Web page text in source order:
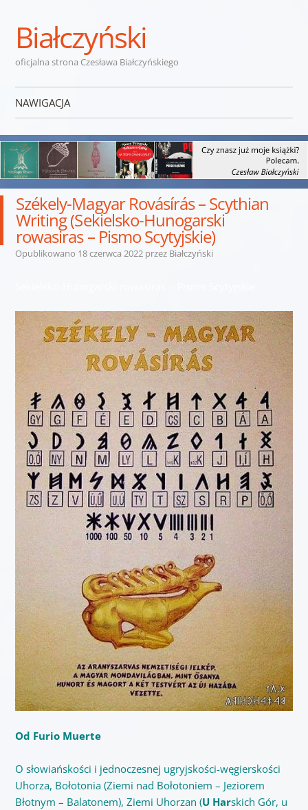
Białczyński
oficjalna strona Czesława Białczyńskiego
NAWIGACJA
Székely-Magyar Rovásírás – Scythian
Writing (Sekielsko-Hunogarski
rowasiras – Pismo Scytyjskie)
Opublikowano 18 czerwca 2022przez Białczyński
Od Furio Muerte
O słowiańskości i jednoczesnej ugryjskości-węgierskości
Uhorza, Bołotonia (Ziemi nad Bołotoniem – Jeziorem
Błotnym – Balatonem), Ziemi Uhorzan (U Harskich Gór, u